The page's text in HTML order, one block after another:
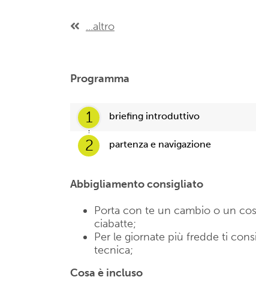
...altro
Programma
1 briefing introduttivo
2 partenza e navigazione
Abbigliamento consigliato
Porta con te un cambio o un
ciabatte;
Per le giornate più fredde ti
tecnica;
Cosa è incluso